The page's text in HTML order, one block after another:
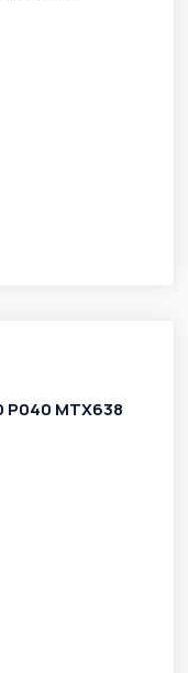
MTX638